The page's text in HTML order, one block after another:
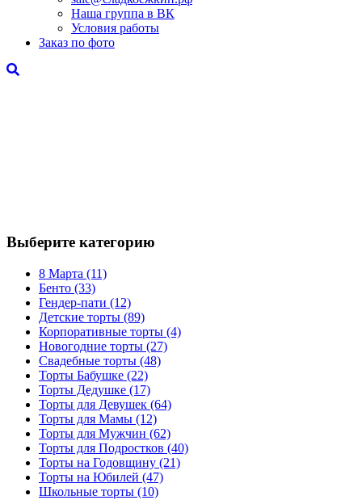
Наша группа в ВК
Условия работы
Заказ по фото
Выберите категорию
8 Марта (11)
Бенто (33)
Гендер-пати (12)
Детские торты (89)
Корпоративные торты (4)
Новогодние торты (27)
Свадебные торты (48)
Торты Бабушке (22)
Торты Дедушке (17)
Торты для Девушек (64)
Торты для Мамы (12)
Торты для Мужчин (62)
Торты для Подростков (40)
Торты на Годовщину (21)
Торты на Юбилей (47)
Школьные торты (10)